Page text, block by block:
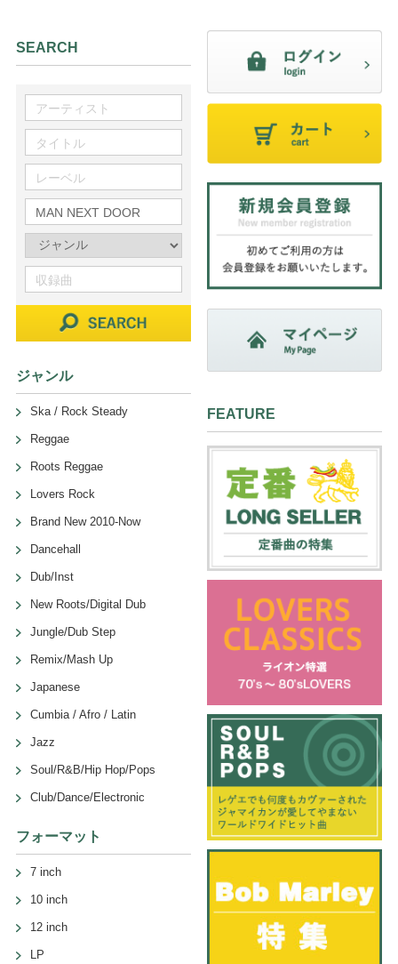
SEARCH
ジャンル
Ska / Rock Steady
Reggae
Roots Reggae
Lovers Rock
Brand New 2010-Now
Dancehall
Dub/Inst
New Roots/Digital Dub
Jungle/Dub Step
Remix/Mash Up
Japanese
Cumbia / Afro / Latin
Jazz
Soul/R&B/Hip Hop/Pops
Club/Dance/Electronic
フォーマット
7 inch
10 inch
12 inch
LP
FEATURE